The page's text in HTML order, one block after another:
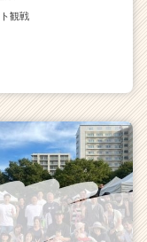
観戦